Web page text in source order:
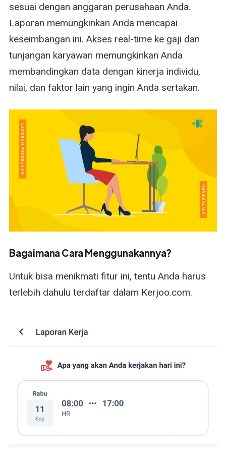
sesuai dengan anggaran perusahaan Anda.
Laporan memungkinkan Anda mencapai
keseimbangan ini. Akses real-time ke gaji dan
tunjangan karyawan memungkinkan Anda
membandingkan data dengan kinerja individu,
nilai, dan faktor lain yang ingin Anda sertakan.
Bagaimana Cara Menggunakannya?
Untuk bisa menikmati fitur ini, tentu Anda harus
terlebih dahulu terdaftar dalam Kerjoo.com.